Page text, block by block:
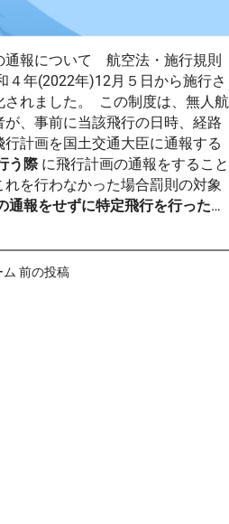
通報について 航空法・施行規則
４年(2022年)12月５日から施行さ
されました。 この制度は、無人航
、事前に当該飛行の日時、経路
計画を国土交通大臣に通報する
う際に飛行計画の通報をすること
を行わなかった場合罰則の対象
通報をせずに特定飛行を行った場
従い、
行計画） 第百三十二条の八十八
る者…
ム前の投稿